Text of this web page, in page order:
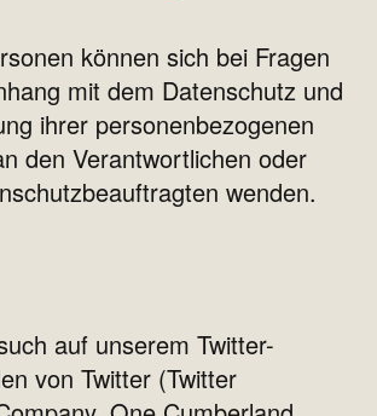
können sich bei Fragen
mit dem Datenschutz und
ihrer personenbezogenen
den Verantwortlichen oder
wenden.
auf unserem Twitter-
von Twitter (Twitter